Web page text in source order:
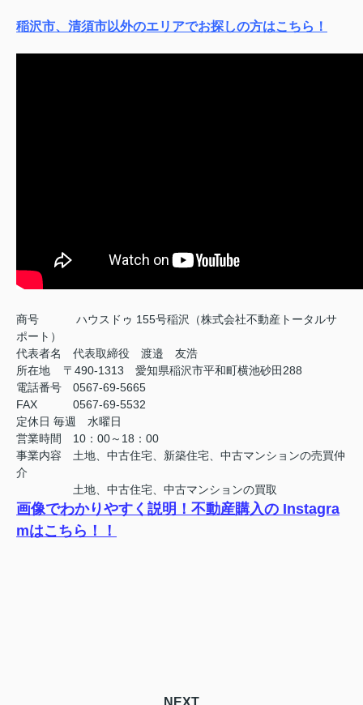
稲沢市、清須市以外のエリアでお探しの方はこちら！
商号
ハウスドゥ 155号稲沢（株式会社不動産トータルサ
ポート）
代表者名 代表取締役 渡邉 友浩
所在地 〒490-1313 愛知県稲沢市平和町横池砂田288
電話番号 0567-69-5665
FAX
0567-69-5532
定休日 毎週 水曜日
営業時間 10：00～18：00
事業内容 土地、中古住宅、新築住宅、中古マンションの売買仲
介
土地、中古住宅、中古マンションの買取
画像でわかりやすく説明！不動産購入の Instagra
mはこちら！！
NEXT